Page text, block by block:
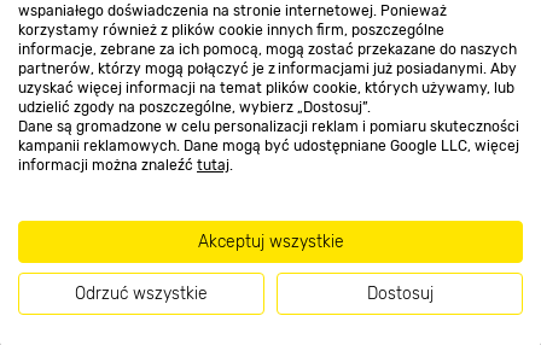
wspaniałego doświadczenia na stronie internetowej. Ponieważ
korzystamy również z plików cookie innych firm, poszczególne
informacje, zebrane za ich pomocą, mogą zostać przekazane do naszych
partnerów, którzy mogą połączyć je z informacjami już posiadanymi. Aby
uzyskać więcej informacji na temat plików cookie, których używamy, lub
udzielić zgody na poszczególne, wybierz „Dostosuj”.
Dane są gromadzone w celu personalizacji reklam i pomiaru skuteczności
kampanii reklamowych. Dane mogą być udostępniane Google LLC, więcej
informacji można znaleźć tutaj.
Akceptuj wszystkie
Odrzuć wszystkie Dostosuj
Strefa biznesu
Dołącz do nas